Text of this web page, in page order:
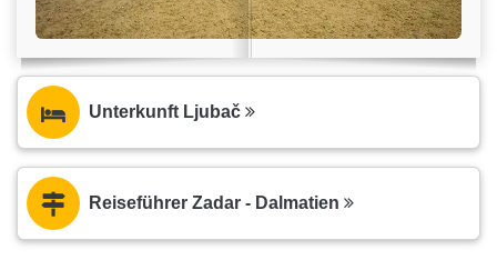
Unterkunft Ljubač
Reiseführer Zadar - Dalmatien